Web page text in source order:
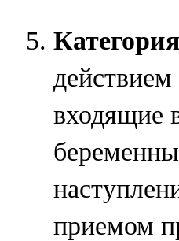
входящие
приемом